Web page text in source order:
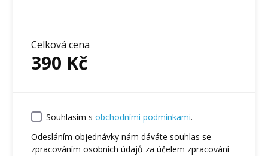
Celková cena
390 Kč
Souhlasím sobchodními podmínkami.
Odesláním objednávky nám dáváte souhlas se
zpracováním osobních údajů za účelem zpracování